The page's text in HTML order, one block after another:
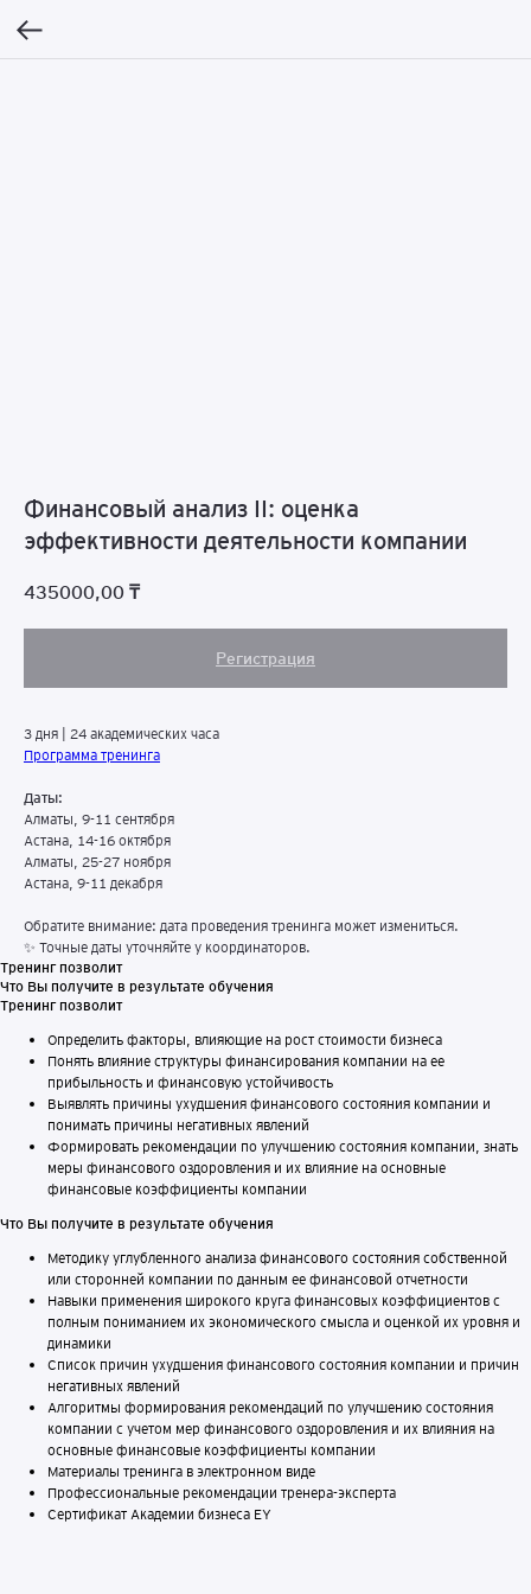
Финансовый анализ II: оценка
эффективности деятельности компании
435000,00 ₸
Регистрация
3 дня | 24 академических часа
Программа тренинга
Даты:
Алматы, 9-11 сентября
Астана, 14-16 октября
Алматы, 25-27 ноября
Астана, 9-11 декабря
Обратите внимание: дата проведения тренинга может измениться.
✨ Точные даты уточняйте у координаторов.
Тренинг позволит
Что Вы получите в результате обучения
Тренинг позволит
Определить факторы, влияющие на рост стоимости бизнеса
Понять влияние структуры финансирования компании на ее
прибыльность и финансовую устойчивость
Выявлять причины ухудшения финансового состояния компании и
понимать причины негативных явлений
Формировать рекомендации по улучшению состояния компании, знать
меры финансового оздоровления и их влияние на основные
финансовые коэффициенты компании
Что Вы получите в результате обучения
Методику углубленного анализа финансового состояния собственной
или сторонней компании по данным ее финансовой отчетности
Навыки применения широкого круга финансовых коэффициентов с
полным пониманием их экономического смысла и оценкой их уровня и
динамики
Список причин ухудшения финансового состояния компании и причин
негативных явлений
Алгоритмы формирования рекомендаций по улучшению состояния
компании с учетом мер финансового оздоровления и их влияния на
основные финансовые коэффициенты компании
Материалы тренинга в электронном виде
Профессиональные рекомендации тренера-эксперта
Сертификат Академии бизнеса EY